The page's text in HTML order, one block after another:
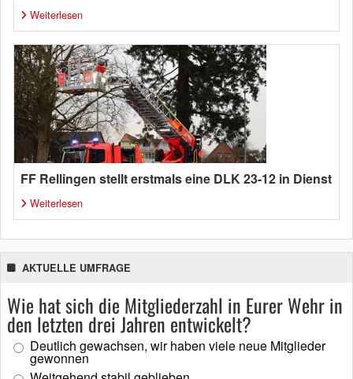
Weiterlesen
FF Rellingen stellt erstmals eine DLK 23-12 in Dienst
Weiterlesen
AKTUELLE UMFRAGE
Wie hat sich die Mitgliederzahl in Eurer Wehr in
den letzten drei Jahren entwickelt?
Deutlich gewachsen, wir haben viele neue Mitglieder
gewonnen